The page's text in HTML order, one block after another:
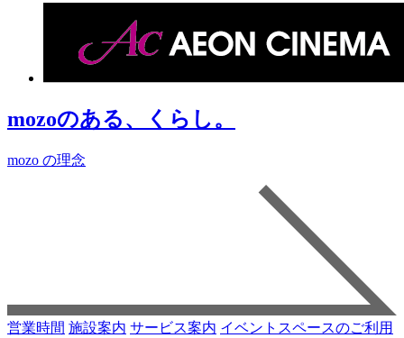
mozoのある、くらし。
mozo の理念
営業時間 施設案内 サービス案内 イベントスペースのご利用